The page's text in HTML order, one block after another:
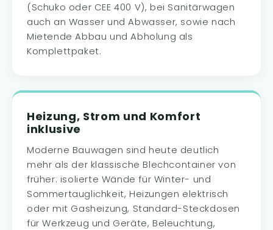
(Schuko oder CEE 400 V), bei Sanitärwagen
auch an Wasser und Abwasser, sowie nach
Mietende Abbau und Abholung als
Komplettpaket.
Heizung, Strom und Komfort
inklusive
Moderne Bauwagen sind heute deutlich
mehr als der klassische Blechcontainer von
früher: isolierte Wände für Winter- und
Sommertauglichkeit, Heizungen elektrisch
oder mit Gasheizung, Standard-Steckdosen
für Werkzeug und Geräte, Beleuchtung,